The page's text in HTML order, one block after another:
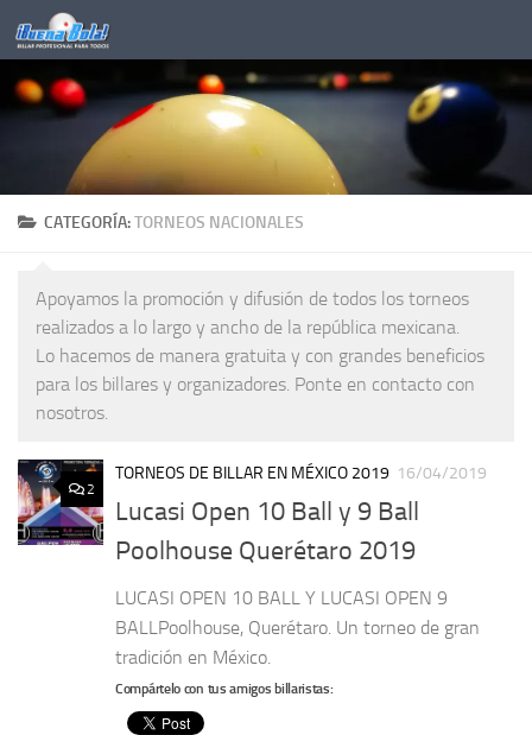
Saltar al contenido
CATEGORÍA:TORNEOS NACIONALES
Apoyamos la promoción y difusión de todos los torneos
realizados a lo largo y ancho de la república mexicana.
Lo hacemos de manera gratuita y con grandes beneficios
para los billares y organizadores. Ponte en contacto con
nosotros.
2
TORNEOS DE BILLAR EN MÉXICO 2019 16/04/2019
Lucasi Open 10 Ball y 9 Ball
Poolhouse Querétaro 2019
LUCASI OPEN 10 BALL Y LUCASI OPEN 9
BALLPoolhouse, Querétaro. Un torneo de gran
tradición en México.
Compártelo con tus amigos billaristas: